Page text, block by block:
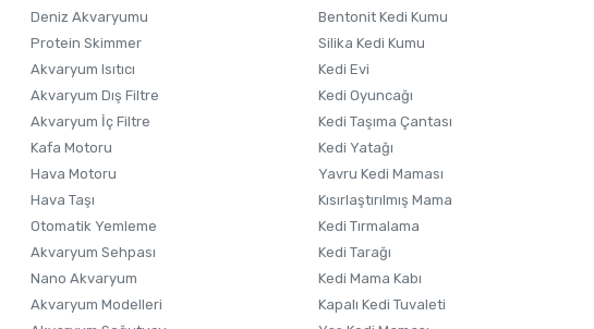
Ürün fiyatı diğer sitelerden daha pahalı.
Bu ürüne benzer farklı alternatifler olmalı.
Deniz Akvaryumu
Protein Skimmer
Akvaryum Isıtıcı
Akvaryum Dış Filtre
Akvaryum İç Filtre
Kafa Motoru
Hava Motoru
Hava Taşı
Otomatik Yemleme
Akvaryum Sehpası
Nano Akvaryum
Akvaryum Modelleri
Bentonit Kedi Kumu
Silika Kedi Kumu
Kedi Evi
Kedi Oyuncağı
Kedi Taşıma Çantası
Kedi Yatağı
Yavru Kedi Maması
Kısırlaştırılmış Mama
Kedi Tırmalama
Kedi Tarağı
Kedi Mama Kabı
Kapalı Kedi Tuvaleti